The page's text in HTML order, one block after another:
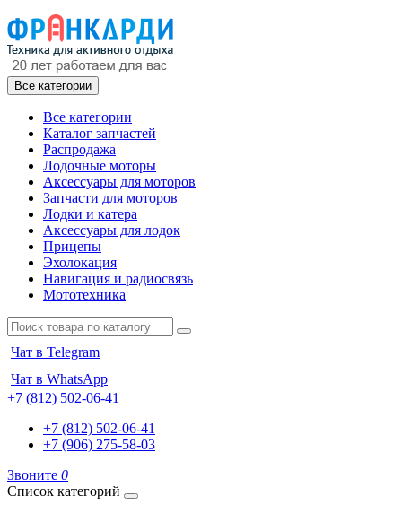
Все категории
Все категории
Каталог запчастей
Распродажа
Лодочные моторы
Аксессуары для моторов
Запчасти для моторов
Лодки и катера
Аксессуары для лодок
Прицепы
Эхолокация
Навигация и радиосвязь
Мототехника
Чат в Telegram
Чат в WhatsApp
+7 (812) 502-06-41
+7 (812) 502-06-41
+7 (906) 275-58-03
Звоните 0
Список категорий